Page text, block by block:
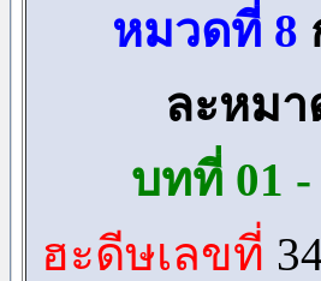
หมวดที่ 8
ละหมา
บทที่ 01 -
ฮะดีษเลขที่